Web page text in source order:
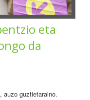
eta
da
auzo guztietaraino.